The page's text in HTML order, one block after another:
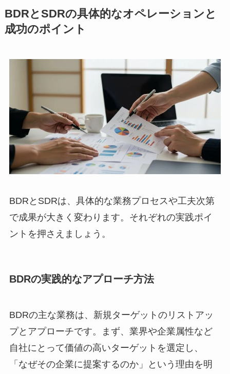
BDRとSDRの具体的なオペレーションと
成功のポイント
BDRとSDRは、具体的な業務プロセスや工夫次第
で成果が大きく変わります。それぞれの実践ポイ
ントを押さえましょう。
BDRの実践的なアプローチ方法
BDRの主な業務は、新規ターゲットのリストアッ
プとアプローチです。まず、業界や企業属性など
自社にとって価値の高いターゲットを選定し、
「なぜその企業に提案するのか」という理由を明